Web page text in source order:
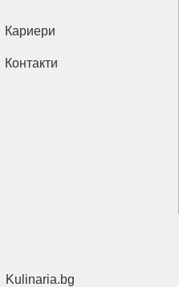
Кариери
Контакти
Kulinaria.bg